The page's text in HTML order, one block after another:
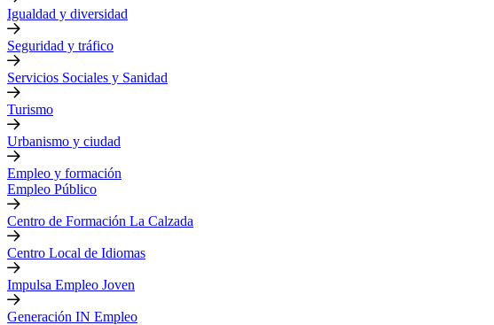
Igualdad y diversidad
Seguridad y tráfico
Servicios Sociales y Sanidad
Turismo
Urbanismo y ciudad
Empleo y formación
Empleo Público
Centro de Formación La Calzada
Centro Local de Idiomas
Impulsa Empleo Joven
Generación IN Empleo